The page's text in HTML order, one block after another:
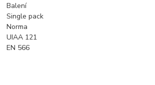
Balení
Single pack
Norma
UIAA 121
EN 566